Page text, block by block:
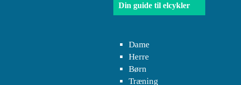
Din guide til elcykler
Dame
Herre
Børn
Træning